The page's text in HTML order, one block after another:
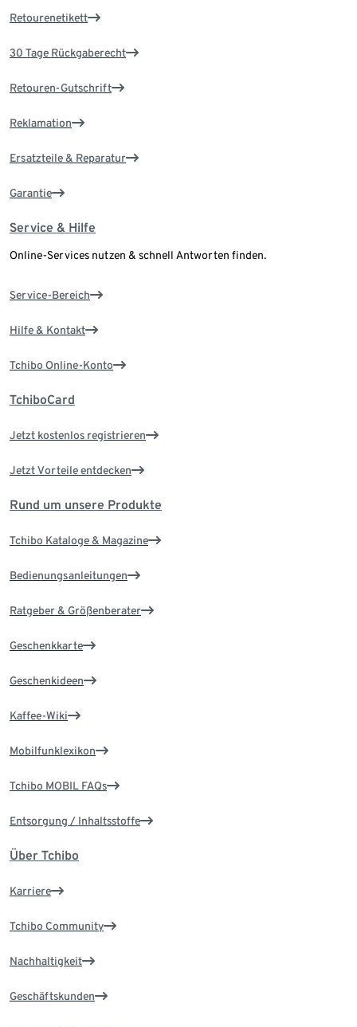
Retourenetikett
30 Tage Rückgaberecht
Retouren-Gutschrift
Reklamation
Ersatzteile & Reparatur
Garantie
Service & Hilfe
Online-Services nutzen & schnell Antworten finden.
Service-Bereich
Hilfe & Kontakt
Tchibo Online-Konto
TchiboCard
Jetzt kostenlos registrieren
Jetzt Vorteile entdecken
Rund um unsere Produkte
Tchibo Kataloge & Magazine
Bedienungsanleitungen
Ratgeber & Größenberater
Geschenkkarte
Geschenkideen
Kaffee-Wiki
Mobilfunklexikon
Tchibo MOBIL FAQs
Entsorgung / Inhaltsstoffe
Über Tchibo
Karriere
Tchibo Community
Nachhaltigkeit
Geschäftskunden